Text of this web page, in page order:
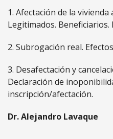
1. Afectación de la
Legitimados.
2. Subrogación real.
3. Desafectación y
Declaración de
inscripción/afectación.
Dr. Alejandro Lavaque